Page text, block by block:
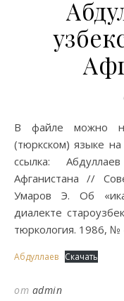
В файле можно найти материалы об узбекском
(тюркском) языке
ссылка:
Афганистана //
Умаров Э. Об
диалекте
тюркология. 1986, №
Абдуллаев Скачать
от admin